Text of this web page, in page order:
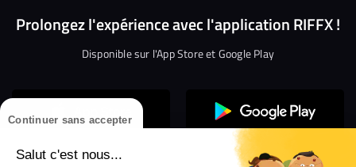
Continuer sans accepter
Salut c'est nous...
Prolongez l'expérience avec l'application RIFFX !
Disponible sur l'App Store et Google Play